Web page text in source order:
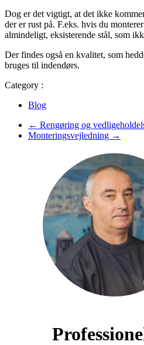
Dog er det vigtigt, at det ikke
der er rust på. F.eks. hvis du
almindeligt, eksisterende stål, som
Der findes også en kvalitet, som
bruges til indendørs.
Category :
Blog
← Rengøring og
Monteringsvejledning →